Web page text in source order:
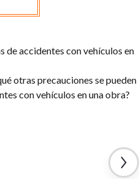
de accidentes con vehículos en
otras precauciones se pueden
con vehículos en una obra?